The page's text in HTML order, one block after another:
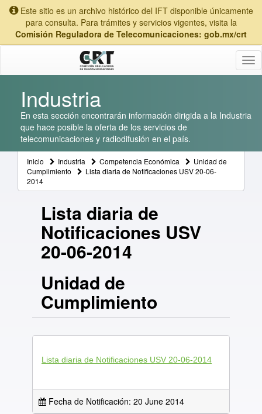
Este sitio es un archivo histórico del IFT disponible únicamente
para consulta. Para trámites y servicios vigentes, visita la
Comisión Reguladora de Telecomunicaciones: gob.mx/crt
Industria
En esta sección encontrarán información dirigida a la Industria
que hace posible la oferta de los servicios de
telecomunicaciones y radiodifusión en el país.
Inicio Industria Competencia Económica
Unidad de
Cumplimiento
Lista diaria de Notificaciones USV 20-06-
2014
Lista diaria de
Notificaciones USV
20-06-2014
Unidad de
Cumplimiento
Lista diaria de Notificaciones USV 20-06-2014
Fecha de Notificación: 20 June 2014